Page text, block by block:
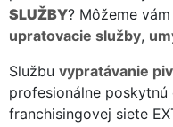
SLUŽBY? Môžeme
upratovacie služby,
Službu vypratávanie
profesionálne
franchisingovej siete